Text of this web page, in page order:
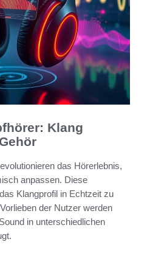
Klang
das Hörerlebnis,
anpassen. Diese
Klangprofil in Echtzeit zu
der Nutzer werden
in unterschiedlichen